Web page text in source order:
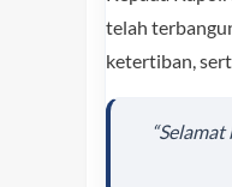
telah
ketertiban,